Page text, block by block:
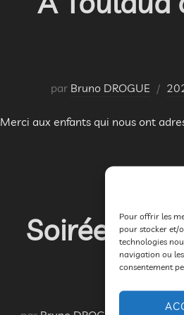
Pour offrir les
pour stocker et/
technologies
navigation ou
consentement
par Bruno DROGUE
Merci aux enfants qui nous ont
Soirée